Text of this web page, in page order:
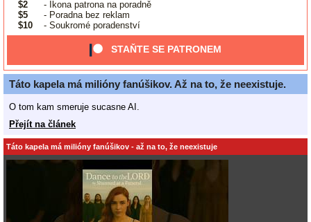
$2
- Ikona patrona na poradně
$5
- Poradna bez reklam
$10
- Soukromé poradenství
STAŇTE SE PATRONEM
Táto kapela má milióny fanúšikov. Až na to, že neexistuje.
O tom kam smeruje sucasne AI.
Přejít na článek
Táto kapela má milióny fanúšikov - až na to, že neexistuje